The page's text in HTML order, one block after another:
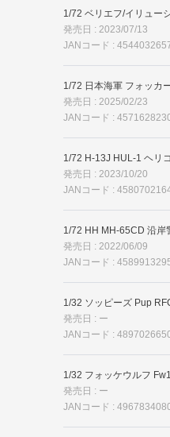
1/72 ベリエフ/イリュー
発売日 : 2023/07/13
JANコード :
1/72 日本海軍 フォッカ
発売日 : 2025/02/23
JANコード :
1/72 H-13J HUL-1 ヘリ
発売日 : 2023/10/20
JANコード :
1/72 HH MH-65CD 沿岸
発売日 : 2022/06/09
JANコード :
1/32 ソッピーズ Pup
発売日 : ー
JANコード :
1/32 フォッケウルフ
発売日 : ー
JANコード :